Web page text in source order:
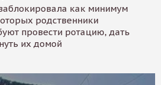
как минимум
родственники
провести ротацию, дать
их домой